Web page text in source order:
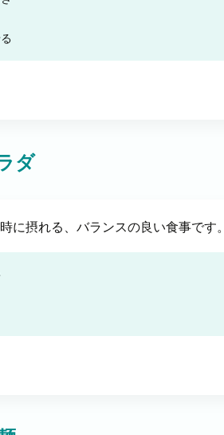
ダ
に摂れる、バランスの良い食事です。